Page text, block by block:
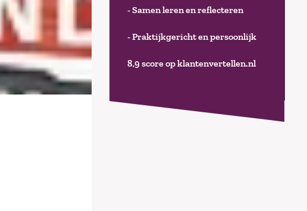
- Samen leren en reflecteren
- Praktijkgericht en persoonlijk
8,9 score op klantenvertellen.nl